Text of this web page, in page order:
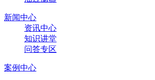
新闻中心
资讯中心
知识讲堂
问答专区
案例中心